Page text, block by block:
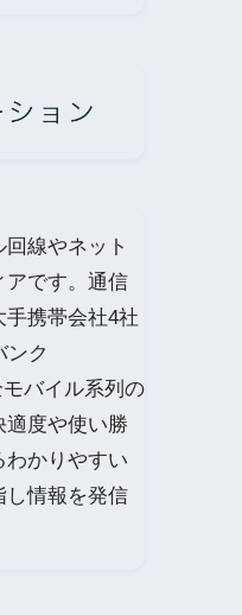
線やネット
アです。通信
手携帯会社4社
ンク
バイル系列の
適度や使い勝
かりやすい
し情報を発信